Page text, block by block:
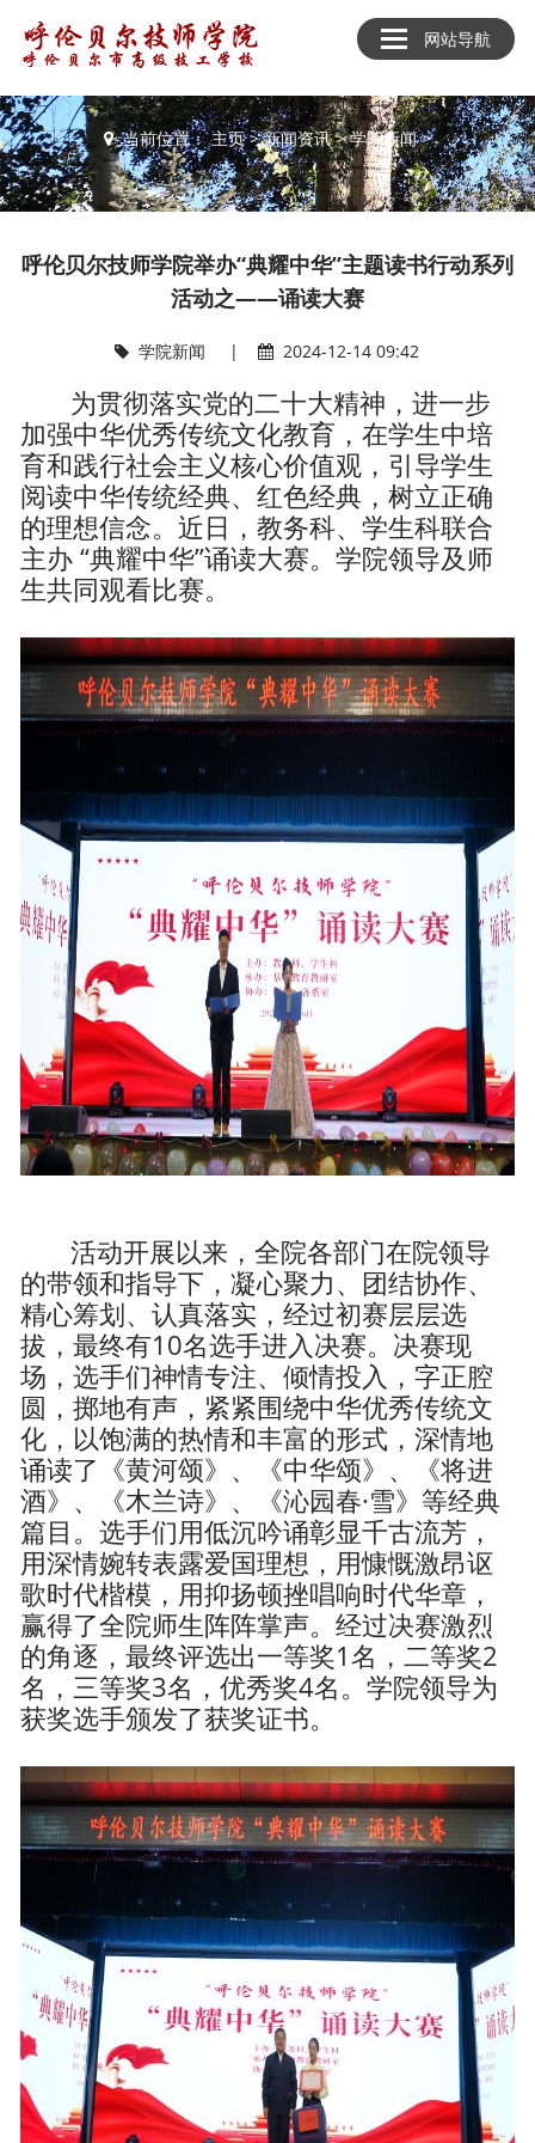
网站导航
新闻资讯
当前位置：主页>新闻资讯>学院新闻>
呼伦贝尔技师学院举办“典耀中华”主题读书行动系列
活动之——诵读大赛
学院新闻 | 2024-12-14 09:42
为贯彻落实党的二十大精神，进一步
加强中华优秀传统文化教育，在学生中培
育和践行社会主义核心价值观，引导学生
阅读中华传统经典、红色经典，树立正确
的理想信念。近日，教务科、学生科联合
主办 “典耀中华”诵读大赛。学院领导及师
生共同观看比赛。
活动开展以来，全院各部门在院领导
的带领和指导下，凝心聚力、团结协作、
精心筹划、认真落实，经过初赛层层选
拔，最终有10名选手进入决赛。决赛现
场，选手们神情专注、倾情投入，字正腔
圆，掷地有声，紧紧围绕中华优秀传统文
化，以饱满的热情和丰富的形式，深情地
诵读了《黄河颂》、《中华颂》、《将进
酒》、《木兰诗》、《沁园春·雪》等经典
篇目。选手们用低沉吟诵彰显千古流芳，
用深情婉转表露爱国理想，用慷慨激昂讴
歌时代楷模，用抑扬顿挫唱响时代华章，
赢得了全院师生阵阵掌声。经过决赛激烈
的角逐，最终评选出一等奖1名，二等奖2
名，三等奖3名，优秀奖4名。学院领导为
获奖选手颁发了获奖证书。